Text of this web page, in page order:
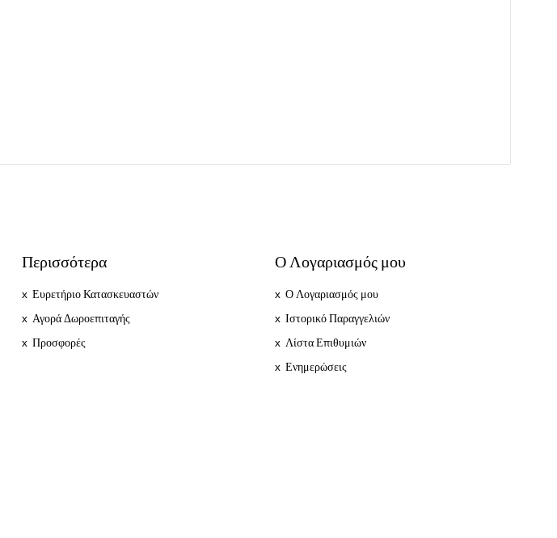
Περισσότερα
Ευρετήριο Κατασκευαστών
Αγορά Δωροεπιταγής
Προσφορές
Ο Λογαριασμός μου
Ο Λογαριασμός μου
Ιστορικό Παραγγελιών
Λίστα Επιθυμιών
Ενημερώσεις